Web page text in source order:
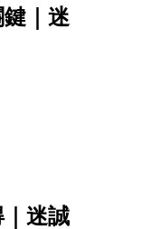
｜迷
迷誠